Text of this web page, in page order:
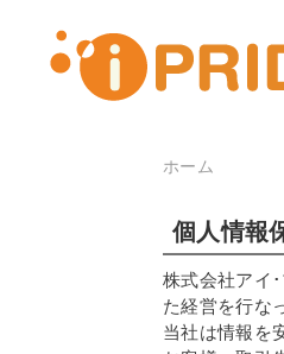
ニ
く
ず
ホーム
個人情報
株式会社アイ
た経営を行な
当社は情報を